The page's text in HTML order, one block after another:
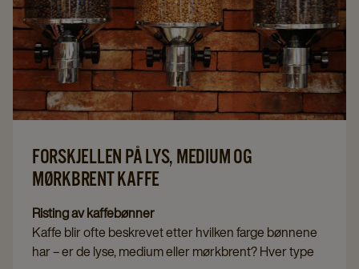
FORSKJELLEN PÅ LYS, MEDIUM OG
MØRKBRENT KAFFE
Risting av kaffebønner
Kaffe blir ofte beskrevet etter hvilken farge bønnene
har – er de lyse, medium eller mørkbrent? Hver type